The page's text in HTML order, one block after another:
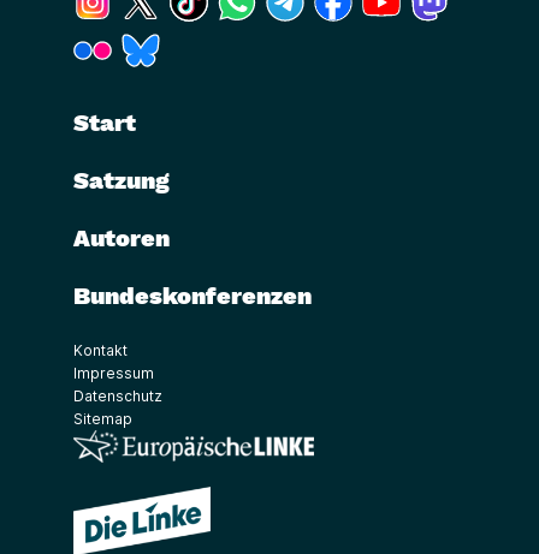
(Link öffnet ein neues Fenster)
Start
Satzung
Autoren
Bundeskonferenzen
Kontakt
Impressum
Datenschutz
Sitemap
(Link öffnet ein neues Fenster)